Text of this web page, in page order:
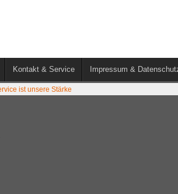
Kontakt & Service Impressum &